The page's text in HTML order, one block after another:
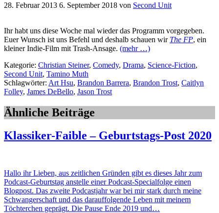
28. Februar 2013 6. September 2018 von Second Unit
Ihr habt uns diese Woche mal wieder das Programm vorgegeben.
Euer Wunsch ist uns Befehl und deshalb schauen wir The FP, ein
kleiner Indie-Film mit Trash-Ansage. (mehr …)
Kategorie: Christian Steiner, Comedy, Drama, Science-Fiction,
Second Unit, Tamino Muth
Schlagwörter: Art Hsu, Brandon Barrera, Brandon Trost, Caitlyn
Folley, James DeBello, Jason Trost
Ähnliche Beiträge
Klassiker-Faible – Geburtstags-Post 2020
Hallo ihr Lieben, aus zeitlichen Gründen gibt es dieses Jahr zum
Podcast-Geburtstag anstelle einer Podcast-Specialfolge einen
Blogpost. Das zweite Podcastjahr war bei mir stark durch meine
Schwangerschaft und das darauffolgende Leben mit meinem
Töchterchen geprägt. Die Pause Ende 2019 und…